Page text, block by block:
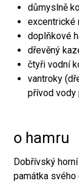
důmyslně
excentrické
doplňkové
dřevěný
čtyři vodní
vantroky
přívod vody
o hamru
Dobřívský
památka svého